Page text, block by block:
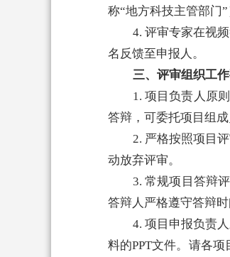
称“地方科技主管部门
4. 评审专家在视
名反馈至申报人。
三、评审组织工
1. 项目负责人原
答辩，可委托项目组
2. 严格按照项目
动放弃评审。
3. 常规项目答辩
答辩人严格遵守答辩
4. 项目申报负责
料的PPT文件。请各